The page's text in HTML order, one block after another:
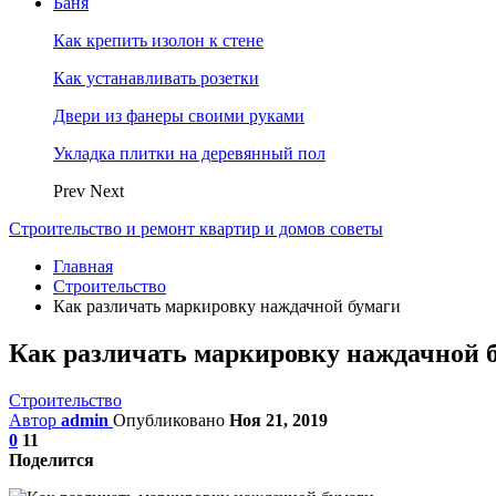
Как крепить изолон к стене
Как устанавливать розетки
Двери из фанеры своими руками
Укладка плитки на деревянный пол
Prev Next
Строительство и ремонт квартир и домов советы
Главная
Строительство
Как различать маркировку наждачной бумаги
Как различать маркировку наждачной
Строительство
Автор admin Опубликовано Ноя 21, 2019
0 11
Поделится